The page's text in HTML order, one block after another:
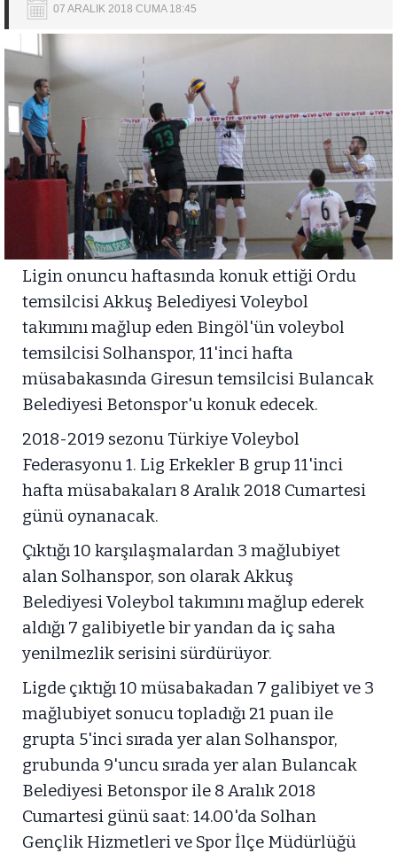
07 ARALIK 2018 CUMA 18:45
Ligin onuncu haftasında konuk ettiği Ordu
temsilcisi Akkuş Belediyesi Voleybol
takımını mağlup eden Bingöl'ün voleybol
temsilcisi Solhanspor, 11'inci hafta
müsabakasında Giresun temsilcisi Bulancak
Belediyesi Betonspor'u konuk edecek.
2018-2019 sezonu Türkiye Voleybol
Federasyonu 1. Lig Erkekler B grup 11'inci
hafta müsabakaları 8 Aralık 2018 Cumartesi
günü oynanacak.
Çıktığı 10 karşılaşmalardan 3 mağlubiyet
alan Solhanspor, son olarak Akkuş
Belediyesi Voleybol takımını mağlup ederek
aldığı 7 galibiyetle bir yandan da iç saha
yenilmezlik serisini sürdürüyor.
Ligde çıktığı 10 müsabakadan 7 galibiyet ve 3
mağlubiyet sonucu topladığı 21 puan ile
grupta 5'inci sırada yer alan Solhanspor,
grubunda 9'uncu sırada yer alan Bulancak
Belediyesi Betonspor ile 8 Aralık 2018
Cumartesi günü saat: 14.00'da Solhan
Gençlik Hizmetleri ve Spor İlçe Müdürlüğü